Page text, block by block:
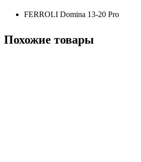
FERROLI Domina 13-20 Pro
Похожие товары